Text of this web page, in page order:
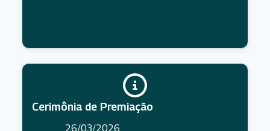
Cerimônia de Premiação
26/03/2026